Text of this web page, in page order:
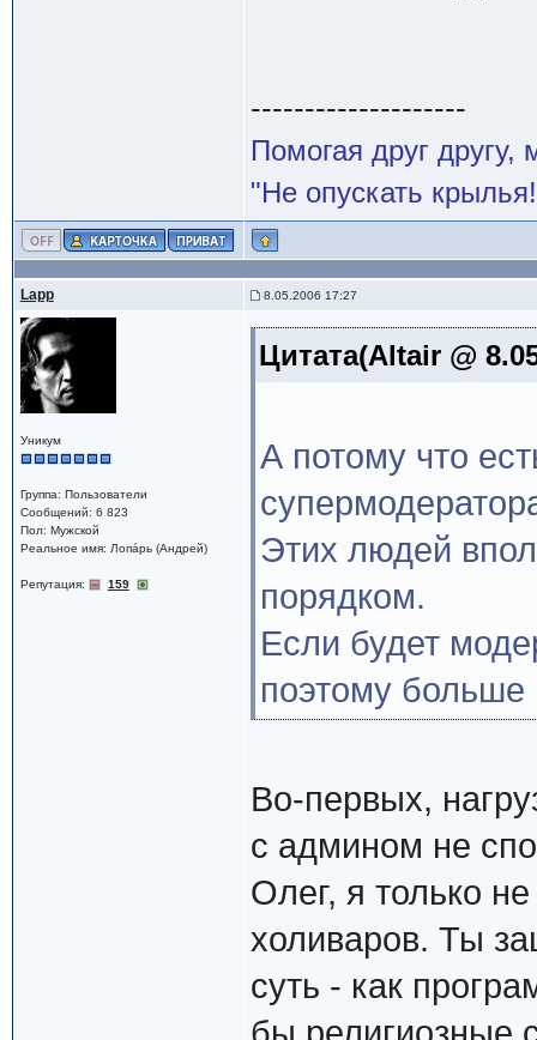
--------------------
Помогая друг
"Не опускать
Lapp 8.05.2006 17:27
Уникум
Группа: Пользователи
Сообщений: 6 823
Пол: Мужской
Реальное имя: Лопáрь (Андрей)
Репутация: 159
Цитата(Altair @
А потому что
Этих людей
порядком.
Если будет
поэтому больше
Во-первых,
с админом не
Олег, я только
холиваров. Ты
суть - как